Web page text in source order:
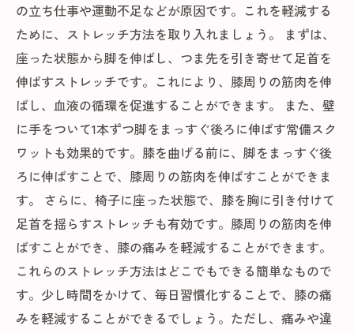
の立ち仕事や運動不足などが原因です。これを軽減する
ために、ストレッチ方法を取り入れましょう。 まずは、
座った状態から脚を伸ばし、つま先を引き寄せて足首を
伸ばすストレッチです。これにより、膝周りの筋肉を伸
ばし、血液の循環を促進することができます。 また、壁
に手をついて1本ずつ脚をまっすぐ後ろに伸ばす常備スク
ワットも効果的です。膝を曲げる前に、脚をまっすぐ後
ろに伸ばすことで、膝周りの筋肉を伸ばすことができま
す。 さらに、椅子に座った状態で、膝を胸に引き付けて
足首を揺らすストレッチも有効です。膝周りの筋肉を伸
ばすことができ、膝の痛みを軽減することができます。
これらのストレッチ方法はどこでもできる簡単なもので
す。少し時間をかけて、毎日習慣化することで、膝の痛
みを軽減することができるでしょう。ただし、痛みや違